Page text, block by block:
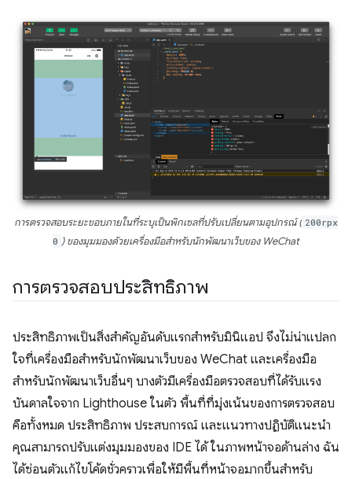
การตรวจสอบระยะขอบภายในที่ระบุเป็นพิกเซลที่ปรับเปลี่ยนตามอุปกรณ์ ( 200rpx
0 ) ของมุมมองด้วยเครื่องมือสำหรับนักพัฒนาเว็บของ WeChat
การตรวจสอบประสิทธิภาพ
ประสิทธิภาพเป็นสิ่งสำคัญอันดับแรกสำหรับมินิแอป จึงไม่น่าแปลก
ใจที่เครื่องมือสำหรับนักพัฒนาเว็บของ WeChat และเครื่องมือ
สำหรับนักพัฒนาเว็บอื่นๆ บางตัวมีเครื่องมือตรวจสอบที่ได้รับแรง
บันดาลใจจาก Lighthouse ในตัว พื้นที่ที่มุ่งเน้นของการตรวจสอบ
คือทั้งหมด ประสิทธิภาพ ประสบการณ์ และแนวทางปฏิบัติแนะนำ
คุณสามารถปรับแต่งมุมมองของ IDE ได้ ในภาพหน้าจอด้านล่าง ฉัน
ได้ซ่อนตัวแก้ไขโค้ดชั่วคราวเพื่อให้มีพื้นที่หน้าจอมากขึ้นสำหรับ